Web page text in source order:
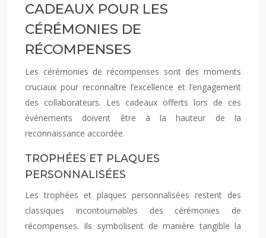
CADEAUX POUR LES
CÉRÉMONIES DE
RÉCOMPENSES
Les cérémonies de récompenses sont des moments
cruciaux pour reconnaître l’excellence et l’engagement
des collaborateurs. Les cadeaux offerts lors de ces
événements doivent être à la hauteur de la
reconnaissance accordée.
TROPHÉES ET PLAQUES
PERSONNALISÉES
Les trophées et plaques personnalisées restent des
classiques incontournables des cérémonies de
récompenses. Ils symbolisent de manière tangible la